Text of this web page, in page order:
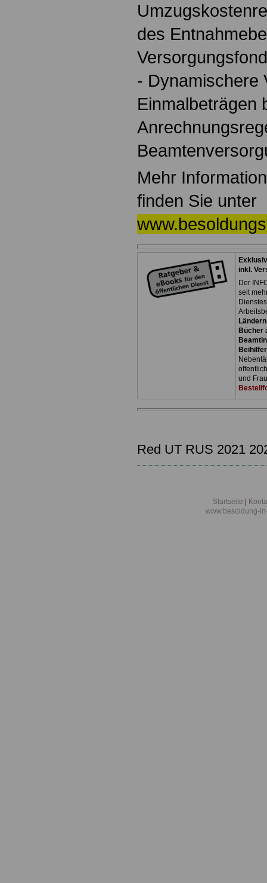
des
- Dynamischere
Einmalbeträgen
Mehr
finden Sie unter
inkl.
Der
seit
Ländern
Bücher
und
Red UT RUS 2021
Startseite
www.besoldung-